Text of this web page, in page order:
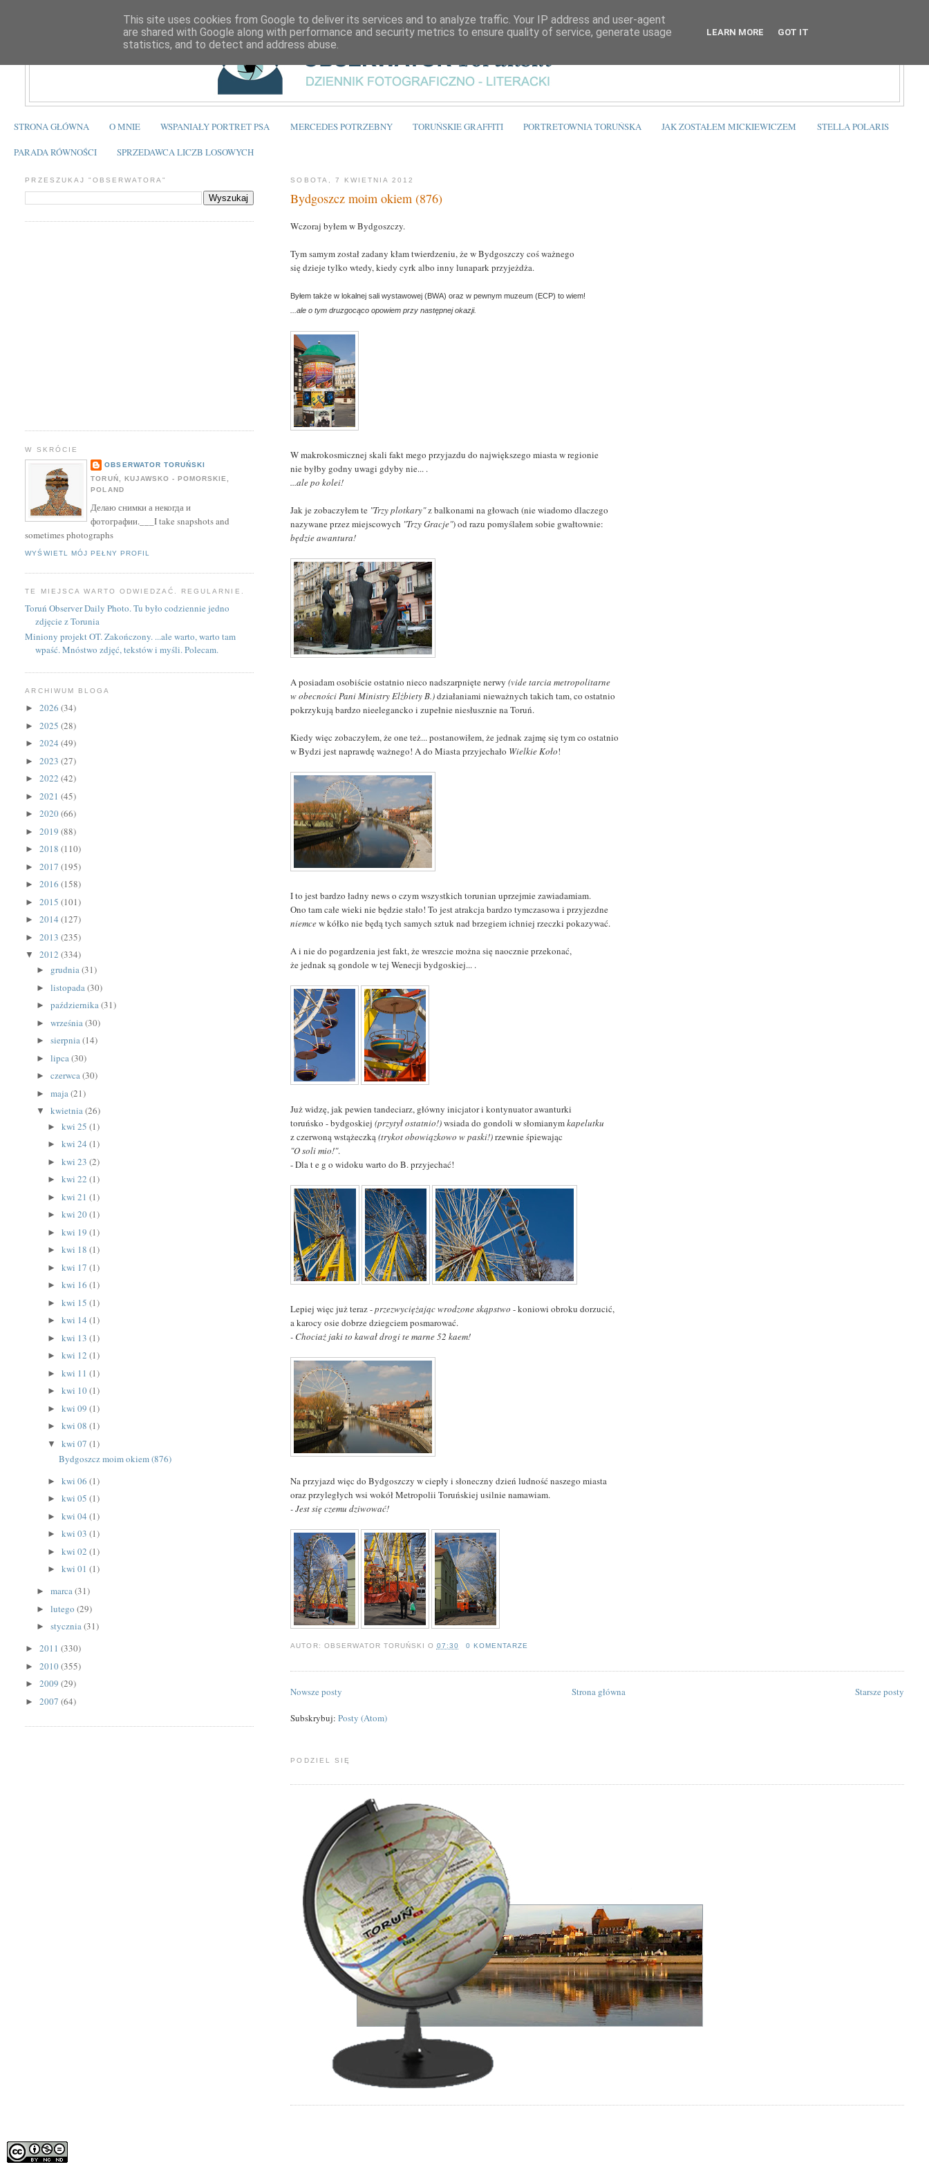
STRONA GŁÓWNA O MNIE WSPANIAŁY PORTRET PSA MERCEDES POTRZEBNY TORUŃSKIE GRAFFITI PORTRETOWNIA TORUŃSKA JAK ZOSTAŁEM MICKIEWICZEM STELLA POLARIS
PARADA RÓWNOŚCI SPRZEDAWCA LICZB LOSOWYCH
SOBOTA, 7 KWIETNIA 2012
Bydgoszcz moim okiem (876)
Wczoraj byłem w Bydgoszczy.
Tym samym został zadany kłam twierdzeniu, że w Bydgoszczy coś ważnego
się dzieje tylko wtedy, kiedy cyrk albo inny lunapark przyjeżdża.
Byłem także w lokalnej sali wystawowej (BWA) oraz w pewnym muzeum (ECP) to wiem!
...ale o tym druzgocąco opowiem przy następnej okazji.
W makrokosmicznej skali fakt mego przyjazdu do największego miasta w regionie
nie byłby godny uwagi gdyby nie... .
...ale po kolei!
Jak je zobaczyłem te "Trzy plotkary"z balkonami na głowach (nie wiadomo dlaczego
nazywane przez miejscowych "Trzy Gracje") od razu pomyślałem sobie gwałtownie:
będzie awantura!
A posiadam osobiście ostatnio nieco nadszarpnięte nerwy(vide tarcia metropolitarne
w obecności Pani Ministry Elżbiety B.)działaniami nieważnych takich tam, co ostatnio
pokrzykują bardzo nieelegancko i zupełnie niesłusznie na Toruń.
Kiedy więc zobaczyłem, że one też... postanowiłem, że jednak zajmę się tym co ostatnio
w Bydzi jest naprawdę ważnego! A do Miasta przyjechało Wielkie Koło!
I to jest bardzo ładny news o czym wszystkich torunian uprzejmie zawiadamiam.
Ono tam całe wieki nie będzie stało! To jest atrakcja bardzo tymczasowa i przyjezdne
niemcew kółko nie będą tych samych sztuk nad brzegiem ichniej rzeczki pokazywać.
A i nie do pogardzenia jest fakt, że wreszcie można się naocznie przekonać,
że jednak są gondole w tej Wenecji bydgoskiej... .
Już widzę, jak pewien tandeciarz, główny inicjator i kontynuator awanturki
toruńsko - bydgoskiej(przytył ostatnio!)wsiada do gondoli w słomianymkapelutku
z czerwoną wstążeczką(trykot obowiązkowo w paski!)rzewnie śpiewając
"O soli mio!".
- Dla t e g o widoku warto do B. przyjechać!
Lepiej więc już teraz -przezwyciężając wrodzone skąpstwo - koniowi obroku dorzucić,
a karocy osie dobrze dziegciem posmarować.
- Chociaż jaki to kawał drogi te marne 52 kaem!
Na przyjazd więc do Bydgoszczy w ciepły i słoneczny dzień ludność naszego miasta
oraz przyległych wsi wokół Metropolii Toruńskiej usilnie namawiam.
- Jest się czemu dziwować!
AUTOR: OBSERWATOR TORUŃSKI O 07:30 0 KOMENTARZE
Nowsze posty Starsze posty
Strona główna
Subskrybuj:Posty (Atom)
PODZIEL SIĘ
PRZESZUKAJ "OBSERWATORA"
W SKRÓCIE
OBSERWATOR TORUŃSKI
TORUŃ, KUJAWSKO - POMORSKIE,
POLAND
Делаю снимки а некогда и
фотографии.___I take snapshots and
sometimes photographs
WYŚWIETL MÓJ PEŁNY PROFIL
TE MIEJSCA WARTO ODWIEDZAĆ. REGULARNIE.
Toruń Observer Daily Photo. Tu było codziennie jedno
zdjęcie z Torunia
Miniony projekt OT. Zakończony. ...ale warto, warto tam
wpaść. Mnóstwo zdjęć, tekstów i myśli. Polecam.
ARCHIWUM BLOGA
►2026(34)
►2025(28)
►2024(49)
►2023(27)
►2022(42)
►2021(45)
►2020(66)
►2019(88)
►2018(110)
►2017(195)
►2016(158)
►2015(101)
►2014(127)
►2013(235)
▼2012(334)
► grudnia(31)
►listopada(30)
►października(31)
►września(30)
►sierpnia(14)
►lipca(30)
►czerwca(30)
►maja(21)
▼kwietnia(26)
► kwi 25 (1)
► kwi 24 (1)
► kwi 23 (2)
► kwi 22 (1)
► kwi 21 (1)
► kwi 20(1)
► kwi 19 (1)
► kwi 18 (1)
► kwi 17 (1)
► kwi 16 (1)
► kwi 15 (1)
► kwi 14 (1)
► kwi 13 (1)
► kwi 12 (1)
► kwi 11 (1)
► kwi 10(1)
► kwi 09 (1)
► kwi 08 (1)
▼ kwi 07 (1)
Bydgoszcz moim okiem (876)
► kwi 06 (1)
► kwi 05 (1)
► kwi 04 (1)
► kwi 03 (1)
► kwi 02 (1)
► kwi 01 (1)
►marca(31)
►lutego(29)
►stycznia(31)
►2011(330)
►2010(355)
►2009(29)
►2007(64)
This site uses cookies from Google to deliver its services and to analyze traffic. Your IP address and user-agent
are shared with Google along with performance and security metrics to ensure quality of service, generate usage
statistics, and to detect and address abuse.
LEARN MORE GOT IT